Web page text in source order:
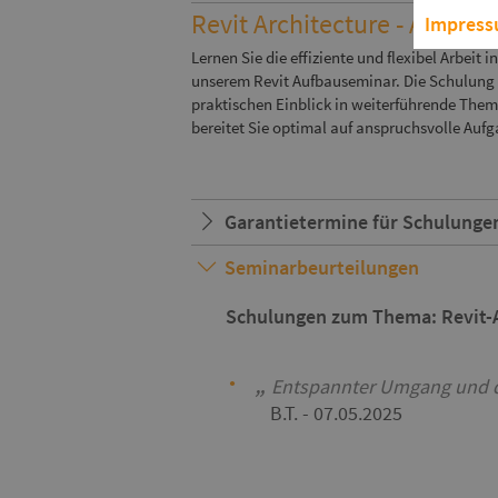
Revit Architecture -
Lernen Sie die effiziente und flexibel Arbeit in
unserem Revit Aufbauseminar. Die
praktischen Einblick in weiterführende
bereitet Sie optimal auf anspruchsvolle
Garantietermine für
Seminarbeurteilungen
Schulungen zum Thema:
Entspannter Umgang und
B.T. - 07.05.2025